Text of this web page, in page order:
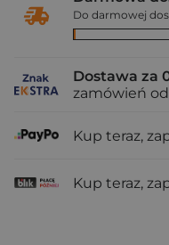
Do darmowej
Dostawa za
zamówień od
Kup teraz,
Kup teraz,